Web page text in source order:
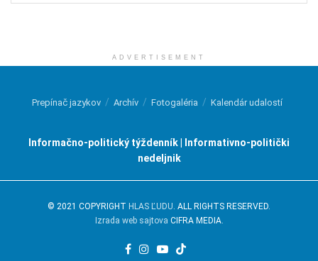
ADVERTISEMENT
Prepínač jazykov Archív Fotogaléria Kalendár udalostí
Informačno-politický týždenník | Informativno-politički
nedeljnik
© 2021 COPYRIGHT HLAS ĽUDU . ALL RIGHTS RESERVED.
Izrada web sajtova CIFRA MEDIA.